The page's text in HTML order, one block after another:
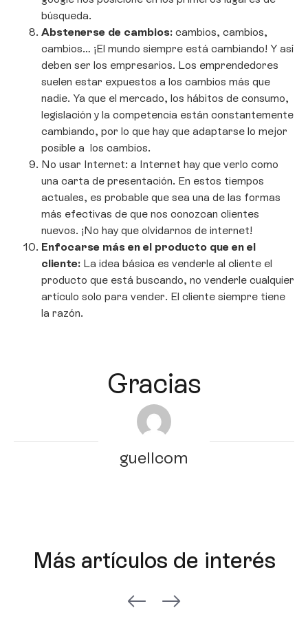
búsqueda.
Abstenerse de cambios: cambios, cambios,
cambios… ¡El mundo siempre está cambiando! Y así
deben ser los empresarios. Los emprendedores
suelen estar expuestos a los cambios más que
nadie. Ya que el mercado, los hábitos de consumo,
legislación y la competencia están constantemente
cambiando, por lo que hay que adaptarse lo mejor
posible a los cambios.
No usar Internet: a Internet hay que verlo como
una carta de presentación. En estos tiempos
actuales, es probable que sea una de las formas
más efectivas de que nos conozcan clientes
nuevos. ¡No hay que olvidarnos de internet!
Enfocarse más en el producto que en el
cliente: La idea básica es venderle al cliente el
producto que está buscando, no venderle cualquier
artículo solo para vender. El cliente siempre tiene
la razón.
Gracias
guellcom
Más artículos de interés